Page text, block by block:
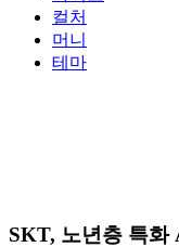
컬처
머니
테마
SKT, 노년층 특화